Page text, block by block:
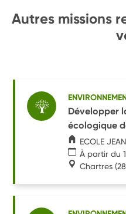
Autres missions
Développer
écologique
ECOLE
À partir du
Chartres